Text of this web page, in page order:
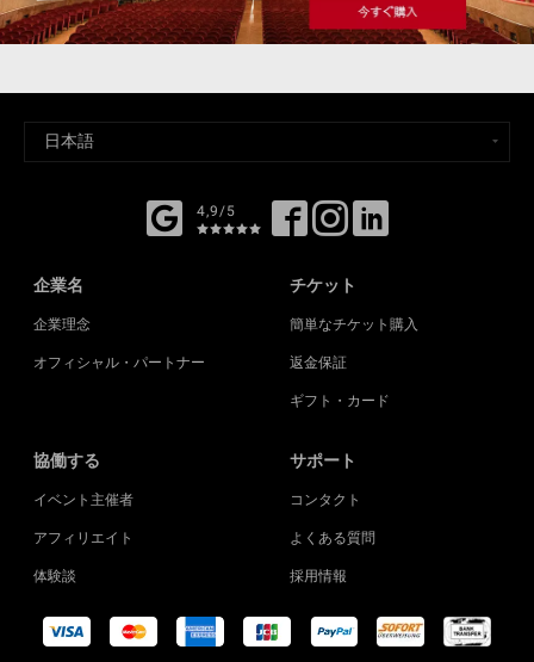
4,9/5
企業名
企業理念
オフィシャル・パートナー
チケット
簡単なチケット購入
返金保証
ギフト・カード
協働する
イベント主催者
アフィリエイト
体験談
サポート
コンタクト
よくある質問
採用情報